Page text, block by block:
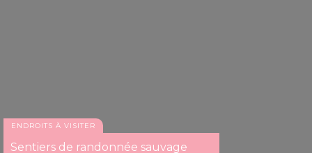
ENDROITS À VISITER
Sentiers de randonnée sauvage